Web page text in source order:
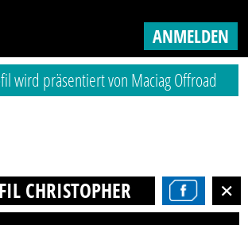
ANMELDEN
wird präsentiert von Maciag Offroad
CHRISTOPHER GRUNERT